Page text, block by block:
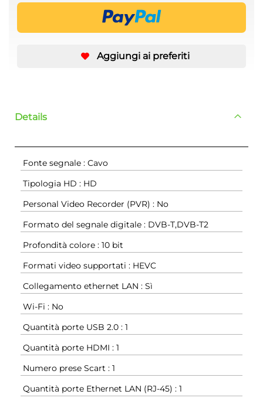
Aggiungi ai preferiti
Details
Fonte segnale : Cavo
Tipologia HD : HD
Personal Video Recorder (PVR) : No
Formato del segnale digitale : DVB-T,DVB-T2
Profondità colore : 10 bit
Formati video supportati : HEVC
Collegamento ethernet LAN : Sì
Wi-Fi : No
Quantità porte USB 2.0 : 1
Quantità porte HDMI : 1
Numero prese Scart : 1
Quantità porte Ethernet LAN (RJ-45) : 1